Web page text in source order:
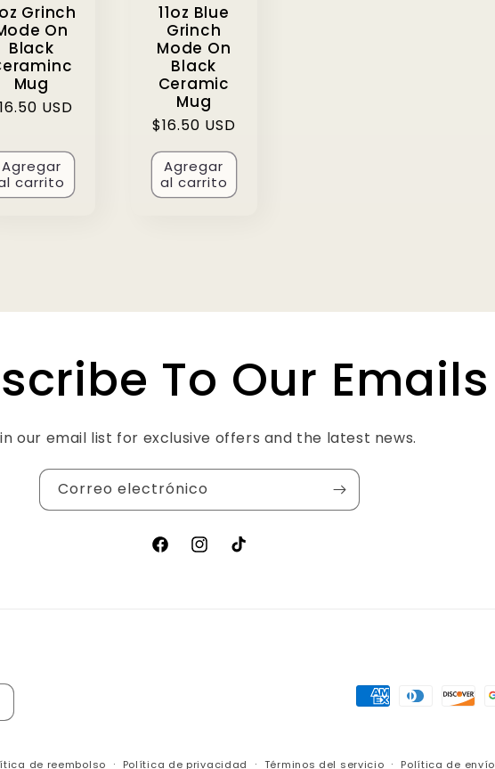
Grinch
On
Black
Mug
USD
Agregar
carrito
11oz Blue
Grinch
Mode On
Black
Ceramic
Mug
Precio
habitual
$16.50 USD
Agregar
al carrito
To Our Emails
our email list for exclusive offers and the latest news.
Correo electrónico
FacebookInstagram
TikTok
Formas
de reembolso Política de privacidad Términos del servicio Política de envío